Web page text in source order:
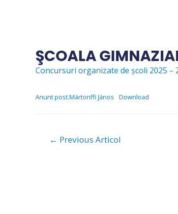
ŞCOALA
Concursuri organizate de școli 2025 –
Anunt post.Mártonffi János Download
Navigare
← Previous Articol